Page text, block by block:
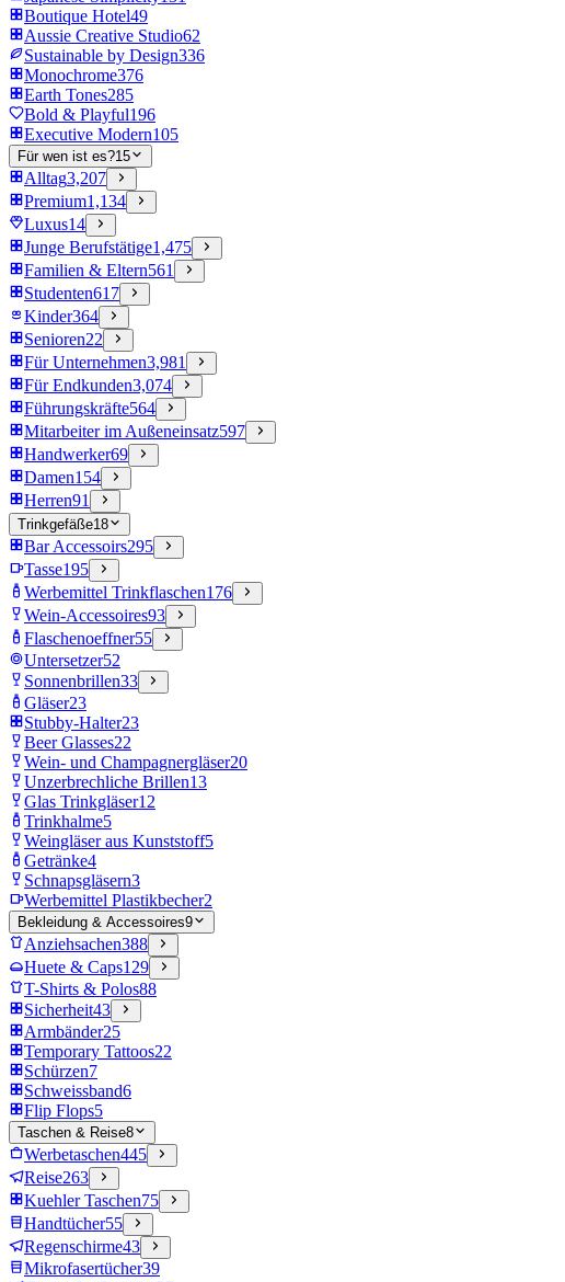
Boutique Hotel49
Aussie Creative Studio62
Sustainable by Design336
Monochrome376
Earth Tones285
Bold & Playful196
Executive Modern105
Für wen ist es?15
Alltag3,207
Premium1,134
Luxus14
Junge Berufstätige1,475
Familien & Eltern561
Studenten617
Kinder364
Senioren22
Für Unternehmen3,981
Für Endkunden3,074
Führungskräfte564
Mitarbeiter im Außeneinsatz597
Handwerker69
Damen154
Herren91
Trinkgefäße18
Bar Accessoirs295
Tasse195
Werbemittel Trinkflaschen176
Wein-Accessoires93
Flaschenoeffner55
Untersetzer52
Sonnenbrillen33
Gläser23
Stubby-Halter23
Beer Glasses22
Wein- und Champagnergläser20
Unzerbrechliche Brillen13
Glas Trinkgläser12
Trinkhalme5
Weingläser aus Kunststoff5
Getränke4
Schnapsgläsern3
Werbemittel Plastikbecher2
Bekleidung & Accessoires9
Anziehsachen388
Huete & Caps129
T-Shirts & Polos88
Sicherheit43
Armbänder25
Temporary Tattoos22
Schürzen7
Schweissband6
Flip Flops5
Taschen & Reise8
Werbetaschen445
Reise263
Kuehler Taschen75
Handtücher55
Regenschirme43
Mikrofasertücher39